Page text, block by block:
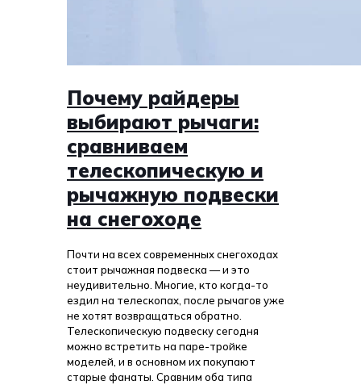
Почему райдеры
выбирают рычаги:
сравниваем
телескопическую и
рычажную подвески
на снегоходе
Почти на всех современных снегоходах
стоит рычажная подвеска — и это
неудивительно. Многие, кто когда-то
ездил на телескопах, после рычагов уже
не хотят возвращаться обратно.
Телескопическую подвеску сегодня
можно встретить на паре-тройке
моделей, и в основном их покупают
старые фанаты. Сравним оба типа